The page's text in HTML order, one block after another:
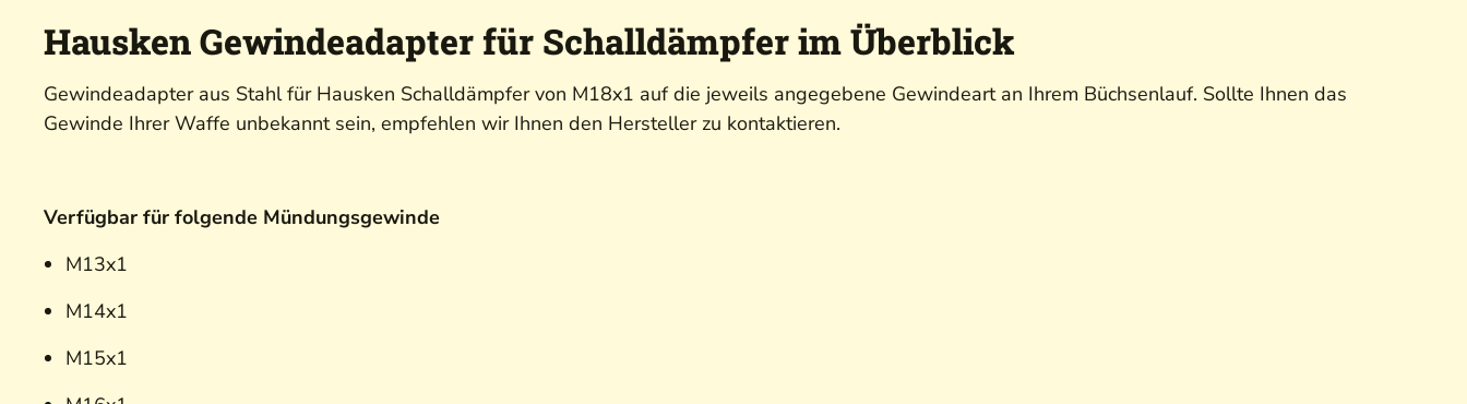
Hausken Gewindeadapter für Schalldämpfer im Überblick
Gewindeadapter aus Stahl für Hausken Schalldämpfer von M18x1 auf die jeweils angegebene Gewindeart an Ihrem Büchsenlauf. Sollte Ihnen das
Gewinde Ihrer Waffe unbekannt sein, empfehlen wir Ihnen den Hersteller zu kontaktieren.
Verfügbar für folgende Mündungsgewinde
M13x1
M14x1
M15x1